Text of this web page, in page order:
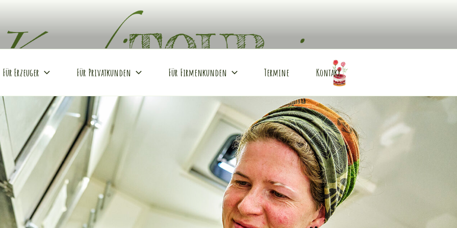
Für Erzeuger Für Privatkunden Für Firmenkunden Termine Kontakt